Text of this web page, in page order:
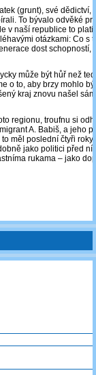
(grunt), své dědictví,
To bývalo odvěké
v naší republice to
otázkami: Co s
dost schopností,
může být hůř než
o to, aby brzy mohlo
kraj znovu našel
regionu, troufnu si
A. Babiš, a jeho
měl poslední čtyři
jako politici před
rukama ‒ jako